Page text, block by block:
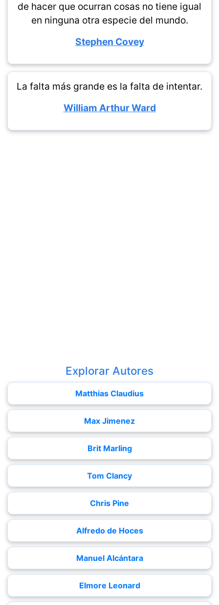
de hacer que ocurran cosas no tiene igual
en ninguna otra especie del mundo.
Stephen Covey
La falta más grande es la falta de intentar.
William Arthur Ward
Explorar Autores
Matthias Claudius
Max Jimenez
Brit Marling
Tom Clancy
Chris Pine
Alfredo de Hoces
Manuel Alcántara
Elmore Leonard